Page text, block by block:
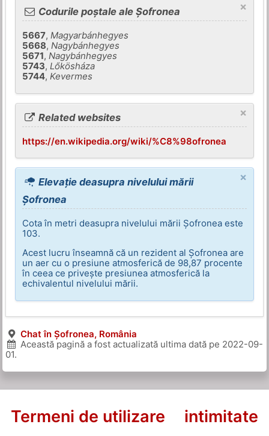
×
Codurile poștale ale Șofronea
5667,Magyarbánhegyes
5668,Nagybánhegyes
5671,Nagybánhegyes
5743,Lőkösháza
5744,Kevermes
×
Related websites
https://en.wikipedia.org/wiki/%C8%98ofronea
×
Elevație deasupra nivelului mării
Șofronea
Cota în metri deasupra nivelului mării Șofronea este
103.
Acest lucru înseamnă că un rezident al Șofronea are
un aer cu o presiune atmosferică de 98,87 procente
în ceea ce privește presiunea atmosferică la
echivalentul nivelului mării.
Chat în Șofronea, România
Această pagină a fost actualizată ultima dată pe 2022-09-
01.
Termeni de utilizare intimitate